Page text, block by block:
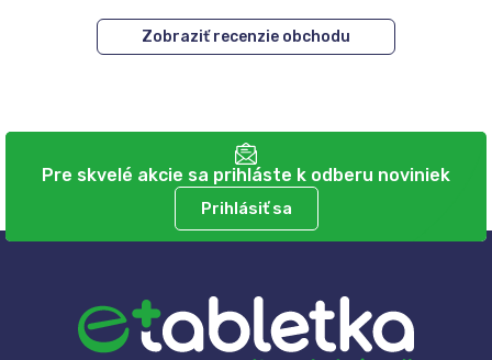
Zobraziť recenzie obchodu
Pre skvelé akcie sa prihláste k odberu noviniek
Prihlásiť sa